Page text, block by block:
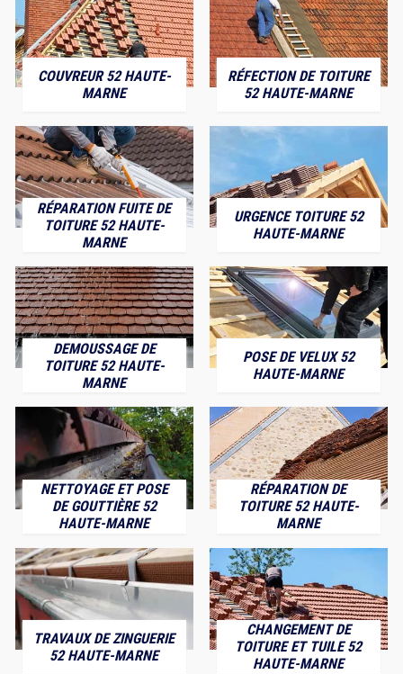
COUVREUR 52 HAUTE-
MARNE
RÉFECTION DE TOITURE
52 HAUTE-MARNE
RÉPARATION FUITE DE
TOITURE 52 HAUTE-
MARNE
URGENCE TOITURE 52
HAUTE-MARNE
DEMOUSSAGE DE
TOITURE 52 HAUTE-
MARNE
POSE DE VELUX 52
HAUTE-MARNE
NETTOYAGE ET POSE
DE GOUTTIÈRE 52
HAUTE-MARNE
RÉPARATION DE
TOITURE 52 HAUTE-
MARNE
TRAVAUX DE ZINGUERIE
52 HAUTE-MARNE
CHANGEMENT DE
TOITURE ET TUILE 52
HAUTE-MARNE